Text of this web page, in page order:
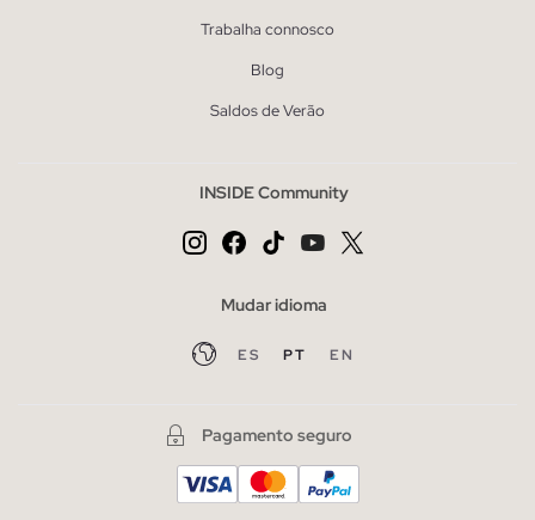
Trabalha connosco
Blog
Saldos de Verão
INSIDE Community
Mudar idioma
ES PT EN
Pagamento seguro